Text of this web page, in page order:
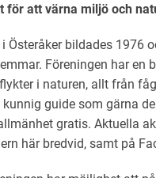
för att värna miljö och
Österåker bildades 1976
Föreningen har en
i naturen, allt från
guide som gärna
gratis. Aktuella
här bredvid, samt på